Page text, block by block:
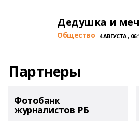
Дедушка и
Общество 4 АВГУСТА ,
Партнеры
Фотобанк
журналистов РБ